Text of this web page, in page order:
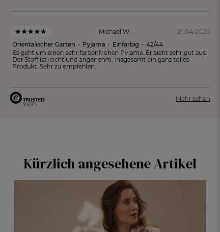
Michael W. 21.04.2026
Orientalischer Garten - Pyjama - Einfarbig - 42/44
Es geht um einen sehr farbenfrohen Pyjama. Er sieht sehr gut aus.
Der Stoff ist leicht und angenehm. Insgesamt ein ganz tolles
Produkt. Sehr zu empfehlen.
Mehr sehen
Kürzlich angesehene Artikel